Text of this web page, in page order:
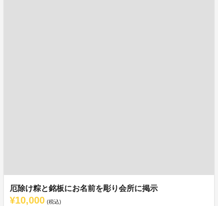
厄除け粽と銘板にお名前を彫り会所に掲示
¥10,000 (税込)